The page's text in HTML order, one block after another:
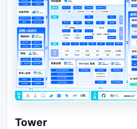
Tower